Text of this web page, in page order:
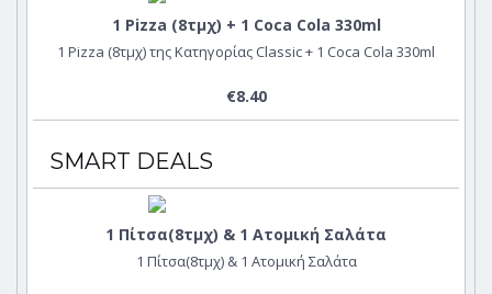
1 Pizza (8τμχ) + 1 Coca Cola 330ml
1 Pizza (8τμχ) της Κατηγορίας Classic + 1 Coca Cola 330ml
€8.40
SMART DEALS
1 Πίτσα(8τμχ) & 1 Ατομική Σαλάτα
1 Πίτσα(8τμχ) & 1 Ατομική Σαλάτα